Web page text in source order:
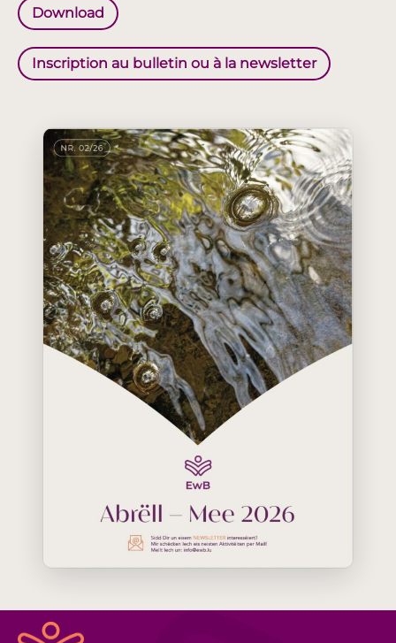
Download
Inscription au bulletin ou à la newsletter